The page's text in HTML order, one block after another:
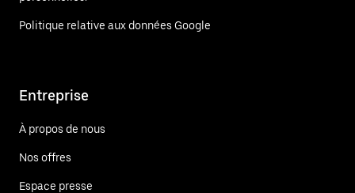
Politique relative aux données Google
Entreprise
À propos de nous
Nos offres
Espace presse